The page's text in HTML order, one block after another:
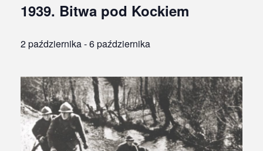
1939. Bitwa pod Kockiem
2 października-6 października